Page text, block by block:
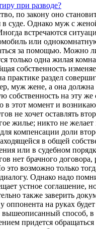
при разводе?
по закону оно
в суде. Однако муж с
встречаются
или
за помощью. Можно
только одна жилая
собственность
практике раздел
муж жене, а она
собственность на эту
в этот момент и
не хочет оставлять
жилье; никто не
компенсации доли
в общей
или в судебном
нет брачного
это возможно только
Однако надо
устное
также заверить
оппонента на руках
способ, в
придется